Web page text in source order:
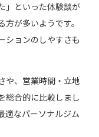
」といった体験談が
が多いようです。
ションのしやすさも
や、営業時間・立地
総合的に比較しまし
適なパーソナルジム